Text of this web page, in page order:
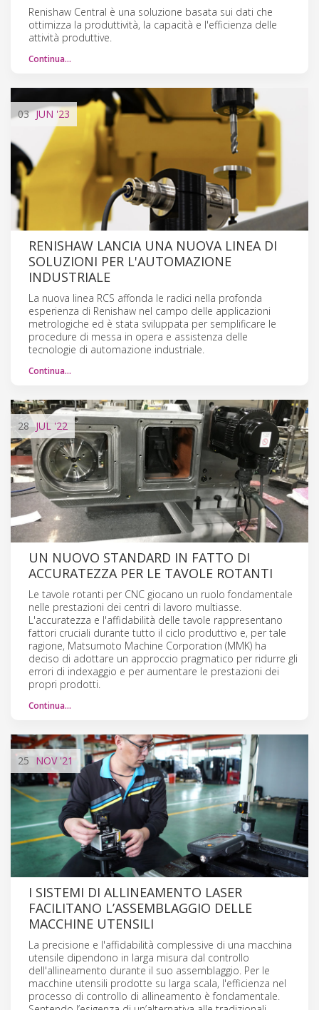
Renishaw Central è una soluzione basata sui dati che
ottimizza la produttività, la capacità e l'efficienza delle
attività produttive.
Continua…
03 JUN '23
RENISHAW LANCIA UNA NUOVA LINEA DI
SOLUZIONI PER L'AUTOMAZIONE
INDUSTRIALE
La nuova linea RCS affonda le radici nella profonda
esperienza di Renishaw nel campo delle applicazioni
metrologiche ed è stata sviluppata per semplificare le
procedure di messa in opera e assistenza delle
tecnologie di automazione industriale.
Continua…
28 JUL '22
UN NUOVO STANDARD IN FATTO DI
ACCURATEZZA PER LE TAVOLE ROTANTI
Le tavole rotanti per CNC giocano un ruolo fondamentale
nelle prestazioni dei centri di lavoro multiasse.
L'accuratezza e l'affidabilità delle tavole rappresentano
fattori cruciali durante tutto il ciclo produttivo e, per tale
ragione, Matsumoto Machine Corporation (MMK) ha
deciso di adottare un approccio pragmatico per ridurre gli
errori di indexaggio e per aumentare le prestazioni dei
propri prodotti.
Continua…
25 NOV'21
I SISTEMI DI ALLINEAMENTO LASER
FACILITANO L’ASSEMBLAGGIO DELLE
MACCHINE UTENSILI
La precisione e l'affidabilità complessive di una macchina
utensile dipendono in larga misura dal controllo
dell'allineamento durante il suo assemblaggio. Per le
macchine utensili prodotte su larga scala, l'efficienza nel
processo di controllo di allineamento è fondamentale.